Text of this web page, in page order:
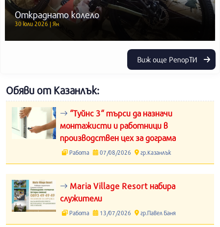
Откраднато колело
30 юли 2026 | Ян
Виж още РепорТИ
Обяви от Казанлък:
“Туйнс 3“ търси да назначи
монтажисти и работници в
производствен цех за дограма
Работа 07/08/2026 гр.Казанлък
Maria Village Resort набира
служители
Работа 13/07/2026 гр.Павел Баня